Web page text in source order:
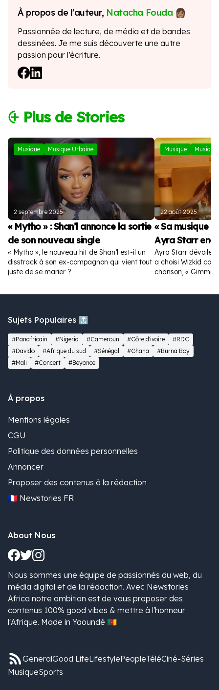
À propos de l'auteur, Natacha Fouda
Passionnée de lecture, de média et de bandes
dessinées. Je me suis découverte une autre
passion pour l’écriture.
⨭ Plus de Stories
Musique Musique Urbaine
2 septembre 2025
« Mytho » : Shan’l annonce la sortie
de son nouveau single
« Mytho », le nouveau hit de Shan’l est-il un
disstrack à son ex-compagnon qui vient tout
juste de se marier ?
Musique
22 août 2025
« Sa musique
Ayra Starr
Ayra Starr dévoile
a choisi Wizkid
chanson, « Gimme
Sujets Populaires 🔝
#Panafricain #Nigeria #Cameroun #Côte d'ivoire
#RDC
#Davido
#Afrique du sud #Sénégal #Ghana
#Burna Boy
#Mali
#Concert #Beyonce
À propos
Mentions légales
CGU
Politique des données personnelles
Annoncer
Proposer des contenus à la rédaction
🇫🇷 Newstories FR
About Nous
Nous sommes une équipe de passionnés du web, du
média digital et de la rédaction. Avec Newstories
Africa notre ambition est de vous proposer des
contenus 100% good vibes & mettre à l'honneur
l'Afrique. Made in Yaoundé 🇨🇲
GeneralGood LifeLifestylePeopleTéléCiné-Séries
MusiqueSports